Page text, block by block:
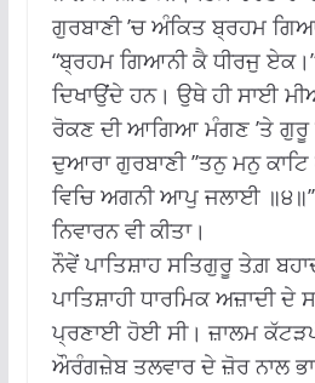
ਗੁਰਬਾਣੀ ’ਚ ਅੰਕਿਤ ਬ੍ਰਹਮ
“ਬ੍ਰਹਮ ਗਿਆਨੀ ਕੈ ਧੀਰਜੁ
ਦਿਖਾਉਂਦੇ ਹਨ। ਉਥੇ ਹੀ ਸਾਈ
ਰੋਕਣ ਦੀ ਆਗਿਆ ਮੰਗਣ ’ਤੇ ਗੁਰੂ
ਦੁਆਰਾ ਗੁਰਬਾਣੀ ’’ਤਨੁ ਮਨੁ
ਵਿਚਿ ਅਗਨੀ ਆਪੁ ਜਲਾਈ
ਨਿਵਾਰਨ ਵੀ ਕੀਤਾ।
ਨੌਵੇਂ ਪਾਤਿਸ਼ਾਹ ਸਤਿਗੁਰੂ ਤੇਗ਼
ਪਾਤਿਸ਼ਾਹੀ ਧਾਰਮਿਕ ਅਜ਼ਾਦੀ ਦੇ
ਪ੍ਰਣਾਈ ਹੋਈ ਸੀ। ਜ਼ਾਲਮ
ਔਰੰਗਜ਼ੇਬ ਤਲਵਾਰ ਦੇ ਜ਼ੋਰ ਨਾਲ